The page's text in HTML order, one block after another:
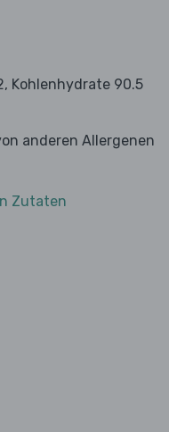
Kohlenhydrate 90.5
anderen Allergenen
Zutaten